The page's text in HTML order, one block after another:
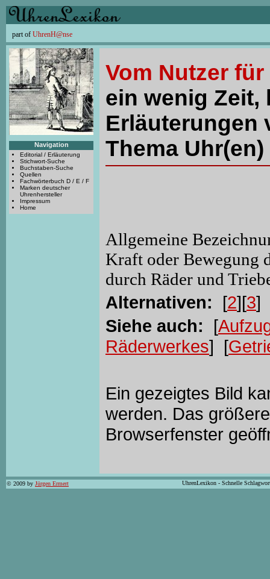
part of UhrenH@nse
Navigation
Editorial / Erläuterung
Stichwort-Suche
Buchstaben-Suche
Quellen
Fachwörterbuch D / E / F
Marken deutscher
Uhrenhersteller
Impressum
Home
Vom Nutzer
ein wenig Zeit,
Erläuterungen
Thema
Allgemeine
Kraft oder Bewegung
durch Räder und
Alternativen: [2][3]
Siehe auch: [
Räderwerkes] [
Ein gezeigtes Bild
werden. Das
Browserfenster
© 2009 by Jürgen Ermert UhrenLexikon - Schnelle